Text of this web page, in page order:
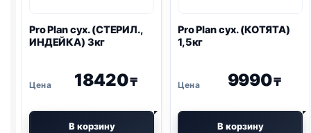
Pro Planсух. (СТЕРИЛ.,
ИНДЕЙКА) 3кг
18420₸
В корзину
Pro Planсух. (КОТЯТА)
1,5кг
9990₸
В корзину